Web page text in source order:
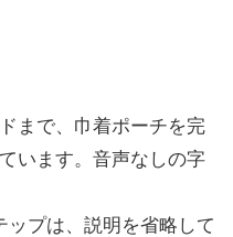
まで、巾着ポーチを完
います。音声なしの字
プは、説明を省略して